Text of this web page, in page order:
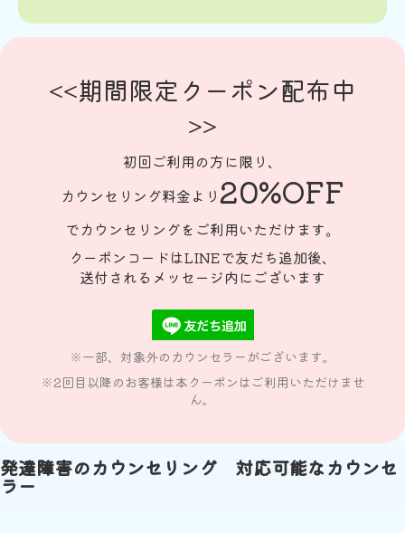
<<期間限定クーポン配布中
>>
初回ご利用の方に限り、
カウンセリング料金より20%OFF
でカウンセリングをご利用いただけます。
クーポンコードはLINEで友だち追加後、
送付されるメッセージ内にございます
※一部、対象外のカウンセラーがございます。
※2回目以降のお客様は本クーポンはご利用いただけませ
ん。
発達障害のカウンセリング 対応可能なカウンセ
ラー